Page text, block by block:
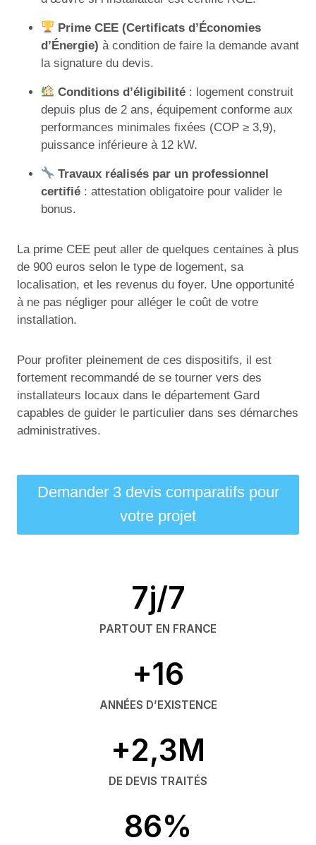
Prime CEE (Certificats d’Économies
d’Énergie) à condition de faire la demande avant
la signature du devis.
Conditions d’éligibilité : logement construit
depuis plus de 2 ans, équipement conforme aux
performances minimales fixées (COP ≥ 3,9),
puissance inférieure à 12 kW.
Travaux réalisés par un professionnel
certifié : attestation obligatoire pour valider le
bonus.
La prime CEE peut aller de quelques centaines à plus
de 900 euros selon le type de logement, sa
localisation, et les revenus du foyer. Une opportunité
à ne pas négliger pour alléger le coût de votre
installation.
Pour profiter pleinement de ces dispositifs, il est
fortement recommandé de se tourner vers des
installateurs locaux dans le département Gard
capables de guider le particulier dans ses démarches
administratives.
Demander 3 devis comparatifs pour
votre projet
7j/7
PARTOUT EN FRANCE
+16
ANNÉES D’EXISTENCE
+2,3M
DE DEVIS TRAITÉS
86%